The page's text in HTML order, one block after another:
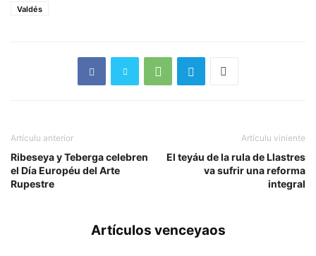
Valdés
Artículu anterior
Ribeseya y Teberga celebren
el Día Européu del Arte
Rupestre
Artículu viniente
El teyáu de la rula de Llastres
va sufrir una reforma
integral
Artículos venceyaos